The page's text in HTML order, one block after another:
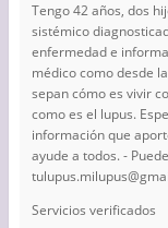
Tengo 42 años, dos
sistémico
enfermedad e
médico como desde
sepan cómo es vivir
como es el lupus.
información que
ayude a todos. -
Servicios verificados